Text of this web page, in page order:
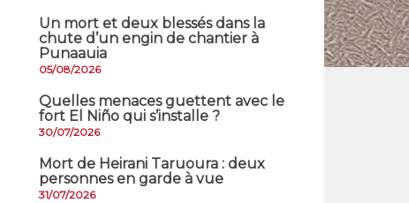
​Un mort et deux blessés dans la
chute d’un engin de chantier à
Punaauia
05/08/2026
Quelles menaces guettent avec le
fort El Niño qui s’installe ?
30/07/2026
Mort de Heirani Taruoura : deux
personnes en garde à vue
31/07/2026